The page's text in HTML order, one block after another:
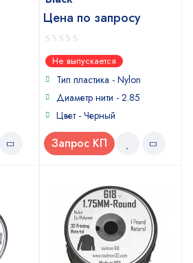
Цена по запросу
0
out
of
Не выпускается
Тип пластика - Nylon
Диаметр нити - 2.85
Цвет - Черный
Запрос КП